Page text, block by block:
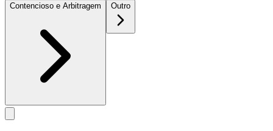
Contencioso e Arbitragem Outro